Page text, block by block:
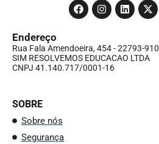
Endereço
Rua Fala Amendoeira, 454 - 22793-910
SIM RESOLVEMOS EDUCACAO LTDA
CNPJ 41.140.717/0001-16
SOBRE
Sobre nós
Segurança